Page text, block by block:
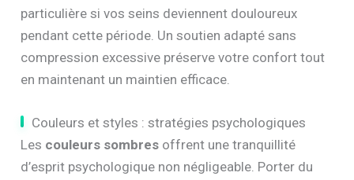
particulière si vos seins deviennent douloureux
pendant cette période. Un soutien adapté sans
compression excessive préserve votre confort tout
en maintenant un maintien efficace.
Couleurs et styles : stratégies psychologiques
Les couleurs sombres offrent une tranquillité
d’esprit psychologique non négligeable. Porter du